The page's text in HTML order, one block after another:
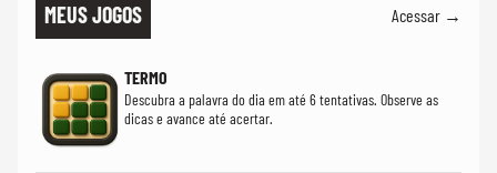
MEUS JOGOS Acessar →
TERMO
Descubra a palavra do dia em até 6 tentativas. Observe as
dicas e avance até acertar.